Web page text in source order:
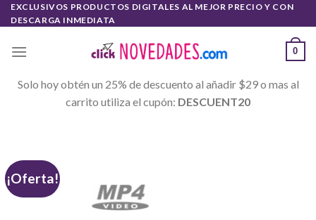
Skip
to
EXCLUSIVOS PRODUCTOS DIGITALES AL MEJOR PRECIO Y CON
DESCARGA INMEDIATA
0
Solo hoy obtén un 25% de descuento al añadir $29 o mas al
carrito utiliza el cupón: DESCUENT20
¡Oferta!